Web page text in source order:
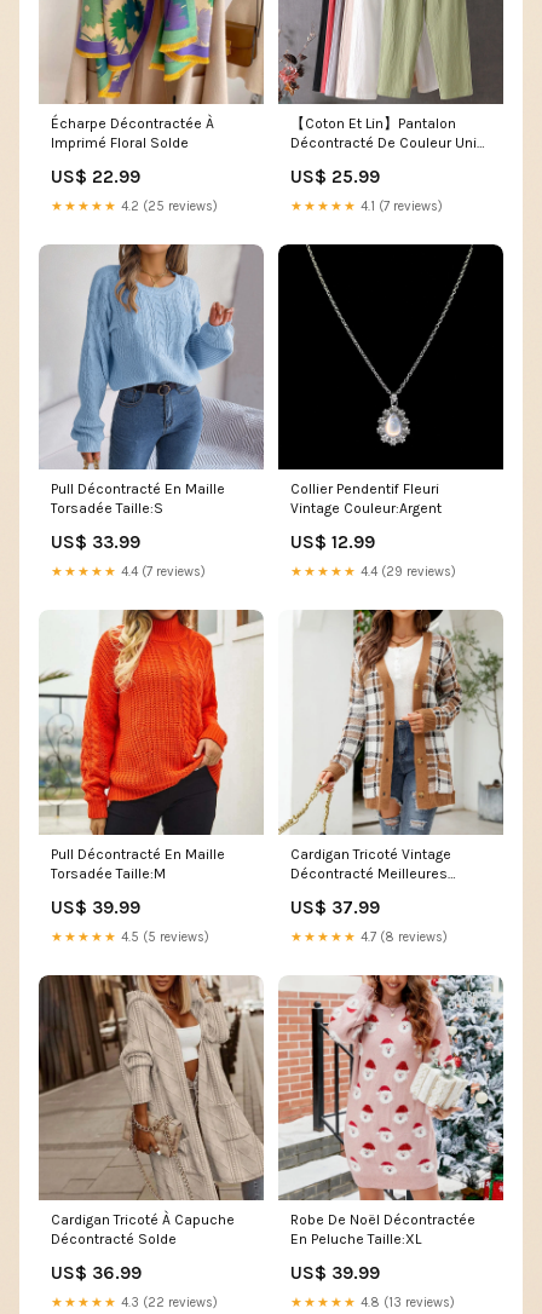
Écharpe Décontractée À
Imprimé Floral Solde
US$ 22.99
★★★★★ 4.2 (25 reviews)
【Coton Et Lin】Pantalon
Décontracté De Couleur Unie
US$ 25.99
★★★★★ 4.1 (7 reviews)
Pull Décontracté En Maille
Torsadée Taille:S
US$ 33.99
★★★★★ 4.4 (7 reviews)
Collier Pendentif Fleuri
Vintage Couleur:Argent
US$ 12.99
★★★★★ 4.4 (29 reviews)
Pull Décontracté En Maille
Torsadée Taille:M
US$ 39.99
★★★★★ 4.5 (5 reviews)
Cardigan Tricoté Vintage
Décontracté Meilleures
US$ 37.99
★★★★★ 4.7 (8 reviews)
Cardigan Tricoté À Capuche
Décontracté Solde
US$ 36.99
★★★★★ 4.3 (22 reviews)
Robe De Noël Décontractée
En Peluche Taille:XL
US$ 39.99
★★★★★ 4.8 (13 reviews)